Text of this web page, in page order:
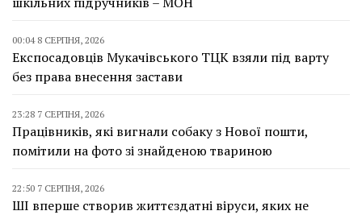
00:04 8 СЕРПНЯ, 2026
Експосадовців Мукачівського ТЦК взяли під варту
без права внесення застави
23:28 7 СЕРПНЯ, 2026
Працівників, які вигнали собаку з Нової пошти,
помітили на фото зі знайденою твариною
22:50 7 СЕРПНЯ, 2026
ШІ вперше створив життєздатні віруси, яких не